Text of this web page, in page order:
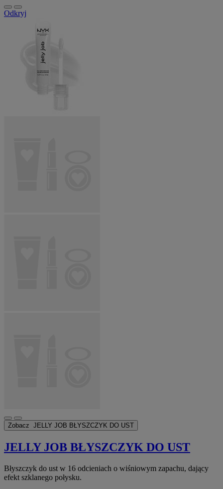
Odkryj
Zobacz JELLY JOB BŁYSZCZYK DO UST
JELLY JOB BŁYSZCZYK DO UST
Błyszczyk do ust w 16 odcieniach o wiśniowym zapachu, dający
efekt szklanego połysku.